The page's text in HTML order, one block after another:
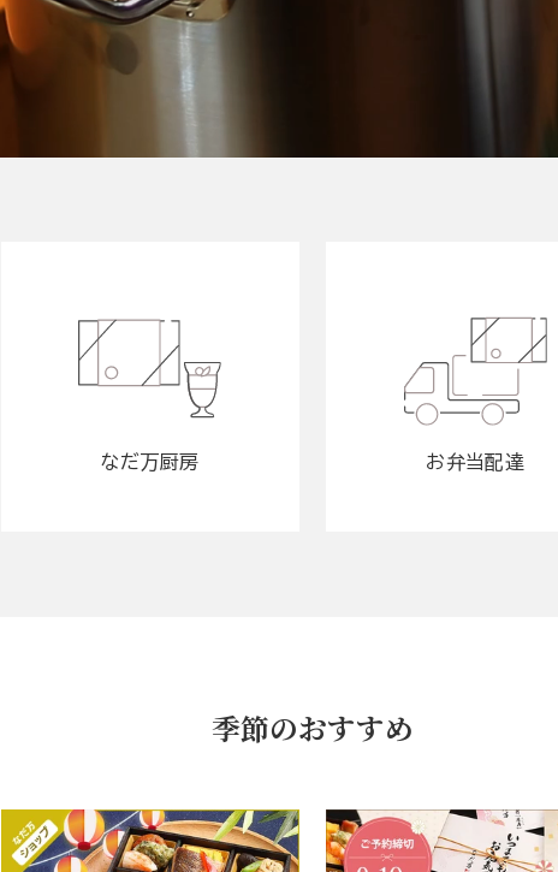
なだ万厨房 お弁当配達
季節のおすすめ